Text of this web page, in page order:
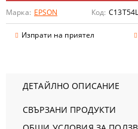
Марка: EPSON Код:
Изпрати на приятел
ДЕТАЙЛНО ОПИСАНИЕ
СВЪРЗАНИ ПРОДУКТИ